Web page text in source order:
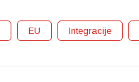
EU Integracije